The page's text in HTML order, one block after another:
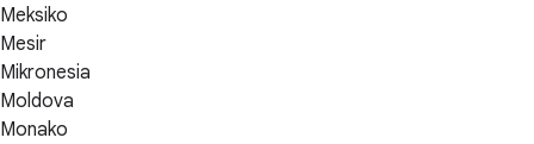
Meksiko
Mesir
Mikronesia
Moldova
Monako